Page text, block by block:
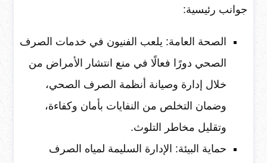
جوانب رئيسية:
الصحة العامة: يلعب الفنيون في خدمات الصرف
الصحي دورًا فعالًا في منع انتشار الأمراض من
خلال إدارة وصيانة أنظمة الصرف الصحي،
وضمان التخلص من النفايات بأمان وكفاءة،
وتقليل مخاطر التلوث.
حماية البيئة: الإدارة السليمة لمياه الصرف